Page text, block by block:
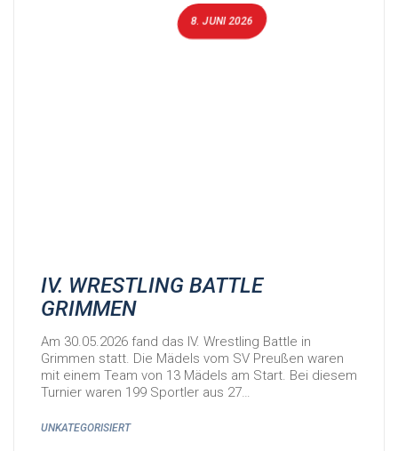
IV. WRESTLING BATTLE
GRIMMEN
Am 30.05.2026 fand das IV. Wrestling Battle in
Grimmen statt. Die Mädels vom SV Preußen waren
mit einem Team von 13 Mädels am Start. Bei diesem
Turnier waren 199 Sportler aus 27…
8. JUNI 2026
UNKATEGORISIERT